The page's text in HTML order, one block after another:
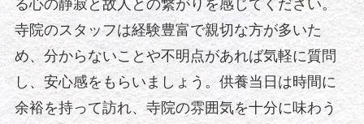
る心の静寂と故人との繋がりを感じてください。
寺院のスタッフは経験豊富で親切な方が多いた
め、分からないことや不明点があれば気軽に質問
し、安心感をもらいましょう。供養当日は時間に
余裕を持って訪れ、寺院の雰囲気を十分に味わう